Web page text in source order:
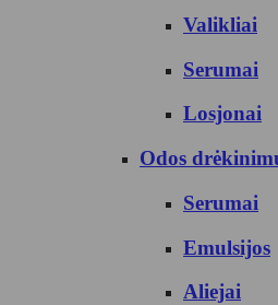
Valikliai
Serumai
Losjonai
Odos
Serumai
Emulsijos
Aliejai